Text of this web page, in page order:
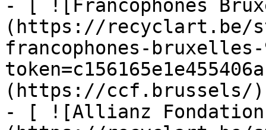
- [ ![Francophones
(https://recyclart.be/
francophones-bruxelles-
(https://ccf.brussels/)
- [ ![Allianz